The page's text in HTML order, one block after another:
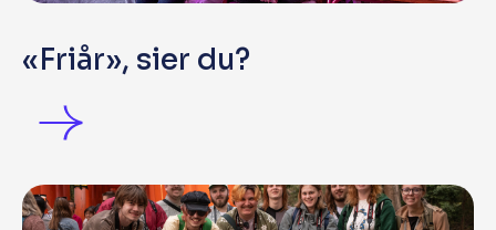
«Friår», sier du?